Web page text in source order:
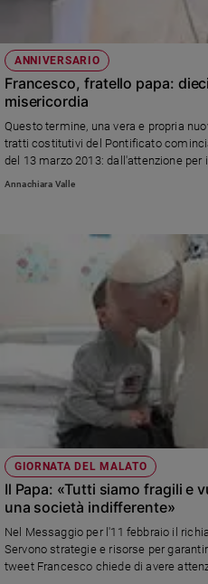
ANNIVERSARIO
Francesco, fratello papa:
misericordia
Questo termine, una vera e propria
tratti costitutivi del Pontificato
del 13 marzo 2013: dall'attenzione
perdono in grado di porre fine alle guerre
Annachiara Valle
GIORNATA DEL MALATO
Il Papa: «Tutti siamo fragili e
una società indifferente»
Nel Messaggio per l'11 febbraio il
Servono strategie e risorse per
tweet Francesco chiede di avere